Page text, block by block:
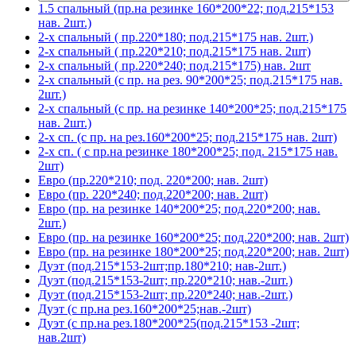
1.5 спальный (пр.на резинке 160*200*22; под.215*153
нав. 2шт.)
2-х спальный ( пр.220*180; под.215*175 нав. 2шт.)
2-х спальный ( пр.220*210; под.215*175 нав. 2шт)
2-х спальный ( пр.220*240; под.215*175) нав. 2шт
2-х спальный (с пр. на рез. 90*200*25; под.215*175 нав.
2шт.)
2-х спальный (с пр. на резинке 140*200*25; под.215*175
нав. 2шт.)
2-х сп. (с пр. на рез.160*200*25; под.215*175 нав. 2шт)
2-х сп. ( с пр.на резинке 180*200*25; под. 215*175 нав.
2шт)
Евро (пр.220*210; под. 220*200; нав. 2шт)
Евро (пр. 220*240; под.220*200; нав. 2шт)
Евро (пр. на резинке 140*200*25; под.220*200; нав.
2шт.)
Евро (пр. на резинке 160*200*25; под.220*200; нав. 2шт)
Евро (пр. на резинке 180*200*25; под.220*200; нав. 2шт)
Дуэт (под.215*153-2шт;пр.180*210; нав-2шт.)
Дуэт (под.215*153-2шт; пр.220*210; нав.-2шт.)
Дуэт (под.215*153-2шт; пр.220*240; нав.-2шт.)
Дуэт (с пр.на рез.160*200*25;нав.-2шт)
Дуэт (с пр.на рез.180*200*25(под.215*153 -2шт;
нав.2шт)